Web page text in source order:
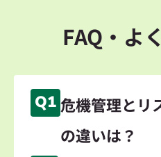
FAQ・よ
Q1 危機管理とリ
の違いは？